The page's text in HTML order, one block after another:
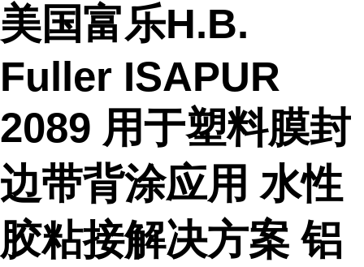
美国富乐H.B.
Fuller ISAPUR
2089 用于塑料膜封
边带背涂应用 水性
胶粘接解决方案 铝